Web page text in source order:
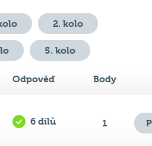
2. kolo
5. kolo
Odpověď Body
6 dílů 1